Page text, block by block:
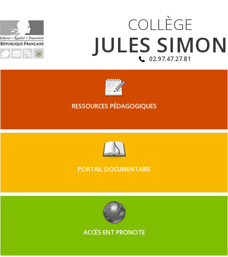
COLLÈGE
JULES SIMON
02.97.47.27.81
RESSOURCES PÉDAGOGIQUES
PORTAIL DOCUMENTAIRE
ACCÈS ENT PRONOTE